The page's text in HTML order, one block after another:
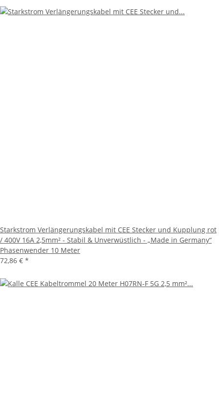
Starkstrom Verlängerungskabel mit CEE Stecker und Kupplung rot
/ 400V 16A 2,5mm² - Stabil & Unverwüstlich - „Made in Germany“
Phasenwender 10 Meter
72,86 € *